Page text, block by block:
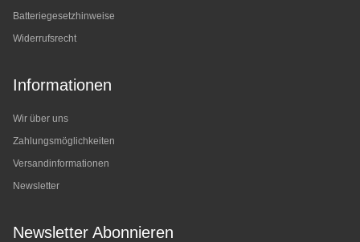
Batteriegesetzhinweise
Widerrufsrecht
Informationen
Wir über uns
Zahlungsmöglichkeiten
Versandinformationen
Newsletter
Newsletter Abonnieren